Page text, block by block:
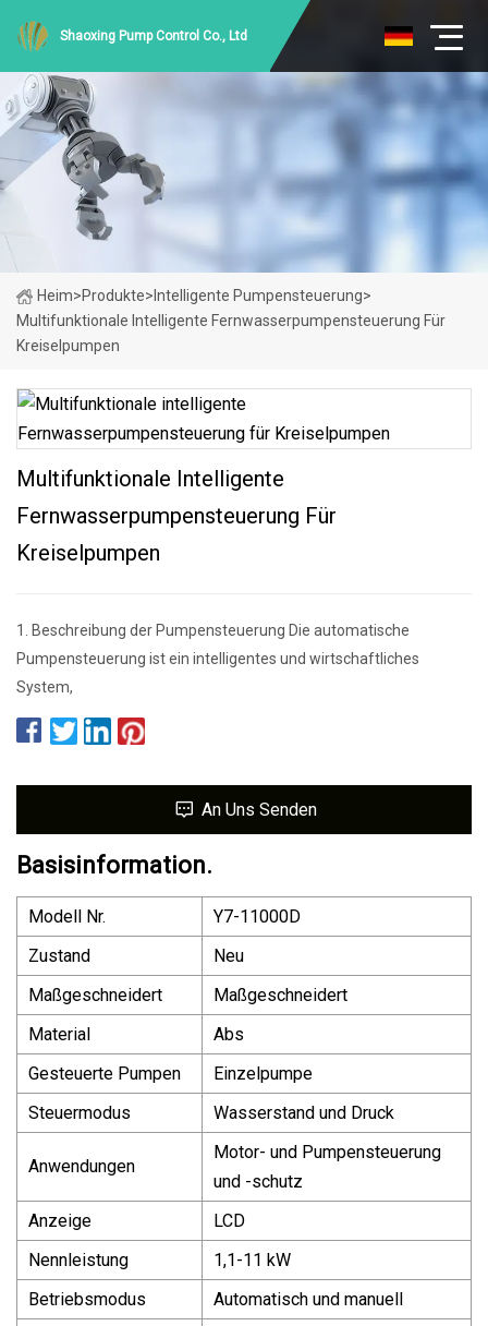
Shaoxing Pump Control Co., Ltd
Heim>Produkte> Intelligente Pumpensteuerung>
Multifunktionale Intelligente Fernwasserpumpensteuerung Für
Kreiselpumpen
Multifunktionale Intelligente
Fernwasserpumpensteuerung Für
Kreiselpumpen
1. Beschreibung der Pumpensteuerung Die automatische
Pumpensteuerung ist ein intelligentes und wirtschaftliches
System,
An Uns Senden
Basisinformation.
Modell Nr.
Y7-11000D
Zustand
Neu
Maßgeschneidert
Maßgeschneidert
Material
Abs
Gesteuerte Pumpen
Einzelpumpe
Steuermodus
Wasserstand und Druck
Anwendungen
Motor- und Pumpensteuerung
und -schutz
Anzeige
LCD
Nennleistung
1,1-11 kW
Betriebsmodus
Automatisch und manuell